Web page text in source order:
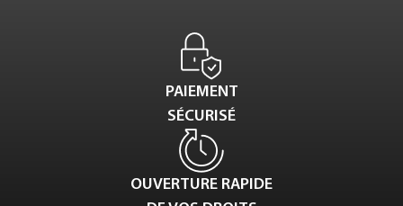
PAIEMENT
SÉCURISÉ
OUVERTURE RAPIDE